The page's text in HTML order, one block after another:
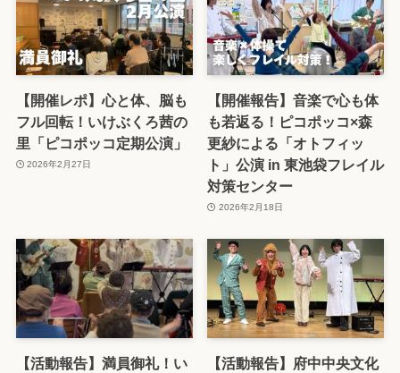
【開催レポ】心と体、脳も
フル回転！いけぶくろ茜の
里「ピコポッコ定期公演」
2026年2月27日
【開催報告】音楽で心も体
も若返る！ピコポッコ×森
更紗による「オトフィッ
ト」公演 in 東池袋フレイル
対策センター
2026年2月18日
【活動報告】満員御礼！い
【活動報告】府中中央文化